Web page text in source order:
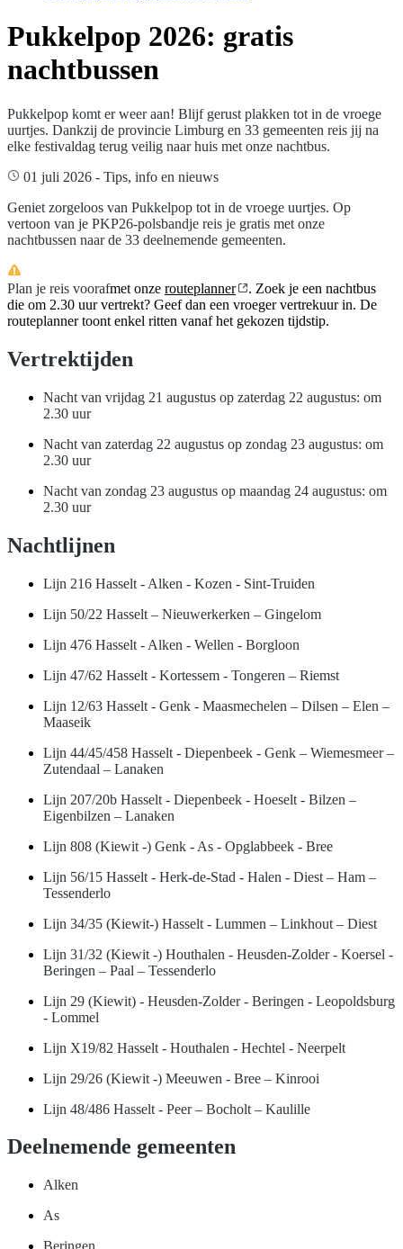
Pukkelpop 2026: gratis
nachtbussen
Pukkelpop komt er weer aan! Blijf gerust plakken tot in de vroege
uurtjes. Dankzij de provincie Limburg en 33 gemeenten reis jij na
elke festivaldag terug veilig naar huis met onze nachtbus.
01 juli 2026 - Tips, info en nieuws
Geniet zorgeloos van Pukkelpop tot in de vroege uurtjes. Op
vertoon van je PKP26-polsbandje reis je gratis met onze
nachtbussen naar de 33 deelnemende gemeenten.
Plan je reis voorafmet onze routeplanner
. Zoek je een nachtbus
die om 2.30 uur vertrekt? Geef dan een vroeger vertrekuur in. De
routeplanner toont enkel ritten vanaf het gekozen tijdstip.
Vertrektijden
Nacht van vrijdag 21 augustus op zaterdag 22 augustus: om
2.30 uur
Nacht van zaterdag 22 augustus op zondag 23 augustus: om
2.30 uur
Nacht van zondag 23 augustus op maandag 24 augustus: om
2.30 uur
Nachtlijnen
Lijn 216 Hasselt - Alken - Kozen - Sint-Truiden
Lijn 50/22 Hasselt – Nieuwerkerken – Gingelom
Lijn 476 Hasselt - Alken - Wellen - Borgloon
Lijn 47/62 Hasselt - Kortessem - Tongeren – Riemst
Lijn 12/63 Hasselt - Genk - Maasmechelen – Dilsen – Elen –
Maaseik
Lijn 44/45/458 Hasselt - Diepenbeek - Genk – Wiemesmeer –
Zutendaal – Lanaken
Lijn 207/20b Hasselt - Diepenbeek - Hoeselt - Bilzen –
Eigenbilzen – Lanaken
Lijn 808 (Kiewit -) Genk - As - Opglabbeek - Bree
Lijn 56/15 Hasselt - Herk-de-Stad - Halen - Diest – Ham –
Tessenderlo
Lijn 34/35 (Kiewit-) Hasselt - Lummen – Linkhout – Diest
Lijn 31/32 (Kiewit -) Houthalen - Heusden-Zolder - Koersel -
Beringen – Paal – Tessenderlo
Lijn 29 (Kiewit) - Heusden-Zolder - Beringen - Leopoldsburg
- Lommel
Lijn X19/82 Hasselt - Houthalen - Hechtel - Neerpelt
Lijn 29/26 (Kiewit -) Meeuwen - Bree – Kinrooi
Lijn 48/486 Hasselt - Peer – Bocholt – Kaulille
Deelnemende gemeenten
Alken
As